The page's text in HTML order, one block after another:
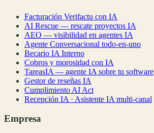
Facturación Verifactu con IA
AI Rescue — rescate proyectos IA
AEO — visibilidad en agentes IA
Agente Conversacional todo-en-uno
Becario IA Interno
Cobros y morosidad con IA
TareasIA — agente IA sobre tu software
Gestor de reseñas IA
Cumplimiento AI Act
Recepción IA · Asistente IA multi-canal
Empresa